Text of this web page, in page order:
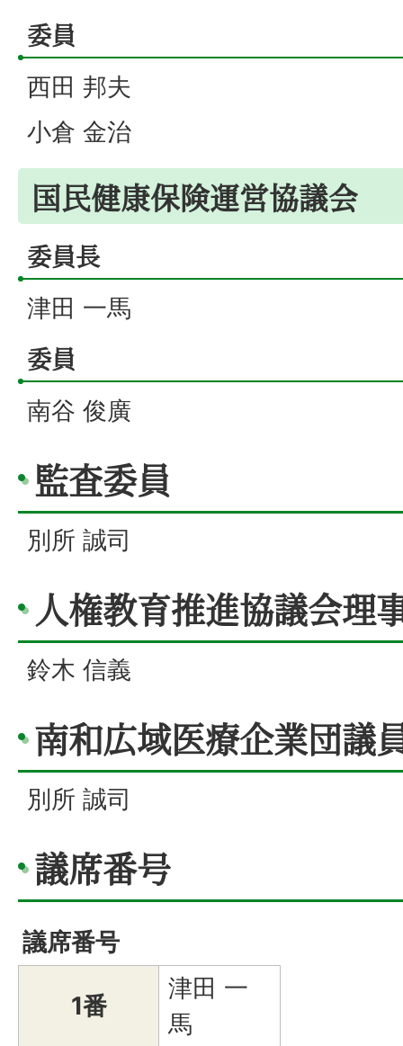
委員
西田 邦夫
小倉 金治
国民健康保険運営協議会
委員長
津田 一馬
委員
南谷 俊廣
監査委員
別所 誠司
人権教育推進協議会理
鈴木 信義
南和広域医療企業団議
別所 誠司
議席番号
議席番号
1番
津田 一
馬